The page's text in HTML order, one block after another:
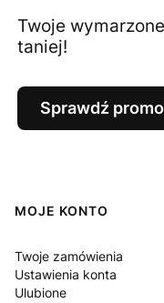
Twoje
taniej!
Sprawdź
Linki w stopce
MOJE KONTO
Twoje zamówienia
Ustawienia konta
Ulubione